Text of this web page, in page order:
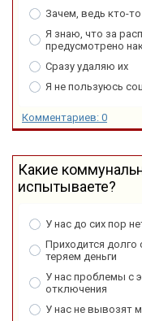
Зачем, ведь кто-
Я знаю, что за
предусмотрено
Сразу удаляю их
Я не пользуюсь
Комментариев: 0
Какие
испытываете?
У нас до сих пор
Приходится долго
теряем деньги
У нас проблемы с
отключения
У нас не вывозят